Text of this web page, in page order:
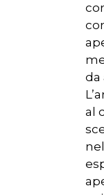
da
al